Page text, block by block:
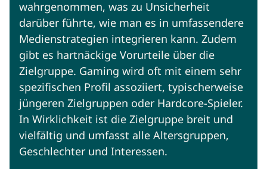
wahrgenommen, was zu Unsicherheit
darüber führte, wie man es in umfassendere
Medienstrategien integrieren kann. Zudem
gibt es hartnäckige Vorurteile über die
Zielgruppe. Gaming wird oft mit einem sehr
spezifischen Profil assoziiert, typischerweise
jüngeren Zielgruppen oder Hardcore-Spieler.
In Wirklichkeit ist die Zielgruppe breit und
vielfältig und umfasst alle Altersgruppen,
Geschlechter und Interessen.